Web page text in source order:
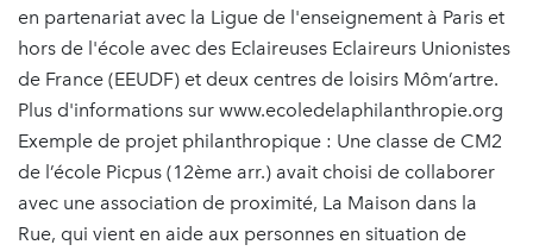
en partenariat avec la Ligue de l'enseignement à Paris et
hors de l'école avec des Eclaireuses Eclaireurs Unionistes
de France (EEUDF) et deux centres de loisirs Môm’artre.
Plus d'informations sur www.ecoledelaphilanthropie.org
Exemple de projet philanthropique : Une classe de CM2
de l’école Picpus (12ème arr.) avait choisi de collaborer
avec une association de proximité, La Maison dans la
Rue, qui vient en aide aux personnes en situation de